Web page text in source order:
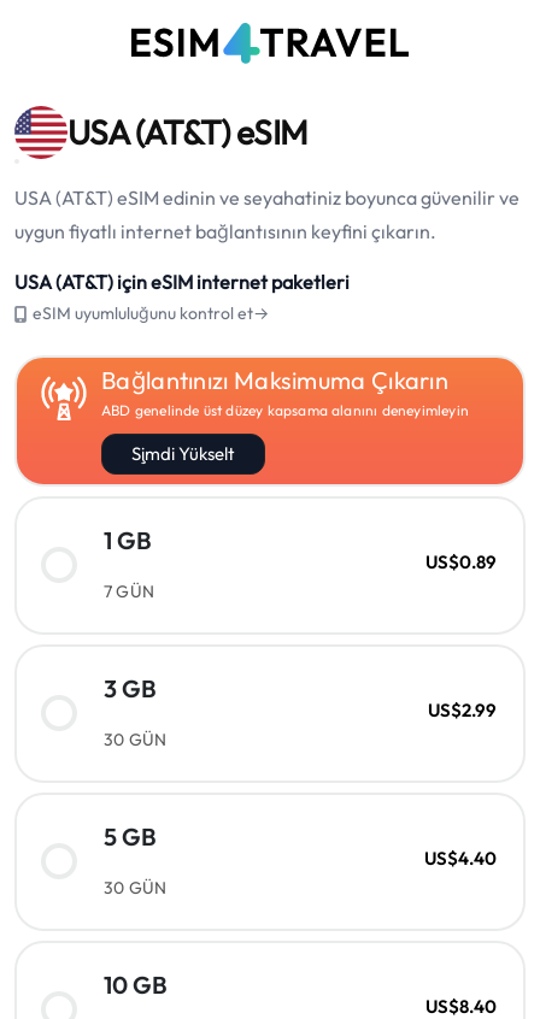
USA (AT&T) eSIM
USA (AT&T) eSIM edinin ve seyahatiniz boyunca güvenilir ve
uygun fiyatlı internet bağlantısının keyfini çıkarın.
USA (AT&T) için eSIM internet paketleri
eSIM uyumluluğunu kontrol et→
Bağlantınızı Maksimuma Çıkarın
ABD genelinde üst düzey kapsama alanını deneyimleyin
Şimdi Yükselt
1 GB
7 GÜN
US$0.89
3 GB
30 GÜN
US$2.99
5 GB
30 GÜN
US$4.40
10 GB
US$8.40